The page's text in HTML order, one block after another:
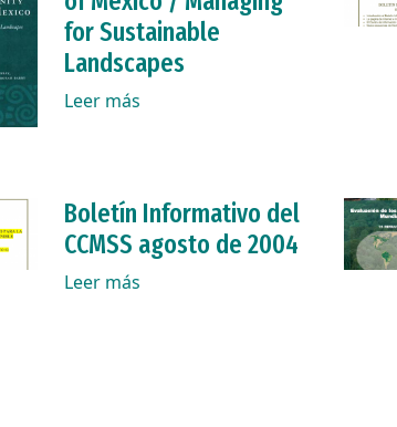
for Sustainable
Landscapes
Leer más
Boletín Informativo del
CCMSS agosto de 2004
Leer más